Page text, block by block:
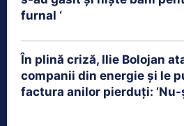
furnal ‘
În plină criză, Ilie Bolojan
companii din energie și le
factura anilor pierduți: